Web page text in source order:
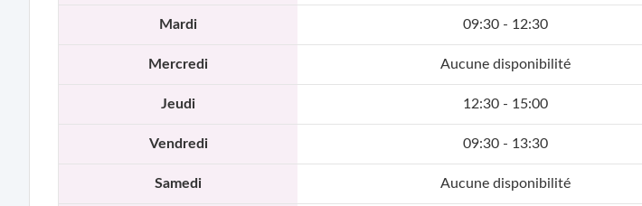
Mardi 09:30 - 12:30
Mercredi Aucune disponibilité
Jeudi 12:30 - 15:00
Vendredi 09:30 - 13:30
Samedi Aucune disponibilité